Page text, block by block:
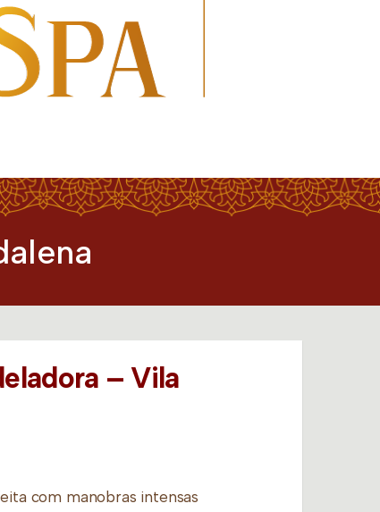
– Vila
com manobras intensas